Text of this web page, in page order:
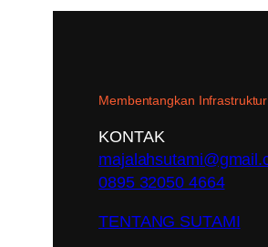
Membentangkan
KONTAK
0895 32050 4664
TENTANG SUTAMI